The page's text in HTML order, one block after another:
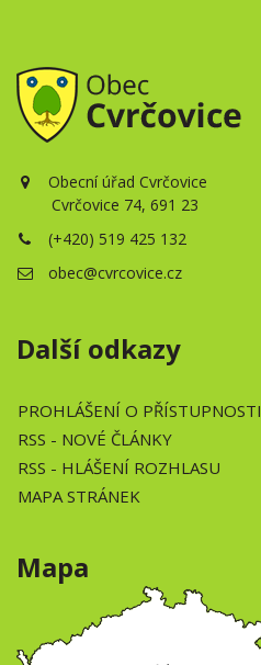
Obecní úřad Cvrčovice
Cvrčovice 74, 691 23
(+420) 519 425 132
obec@cvrcovice.cz
Další odkazy
PROHLÁŠENÍ O PŘÍSTUPNOSTI
RSS - NOVÉ ČLÁNKY
RSS - HLÁŠENÍ ROZHLASU
MAPA STRÁNEK
Mapa